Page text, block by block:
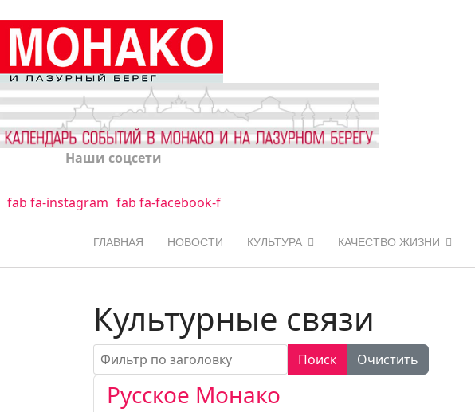
Наши соцсети
fab fa-instagram fab fa-facebook-f
ГЛАВНАЯ НОВОСТИ КУЛЬТУРА КАЧЕСТВО ЖИЗНИ
Культурные связи
Фильтр по заголовку Поиск Очистить
Русское Монако